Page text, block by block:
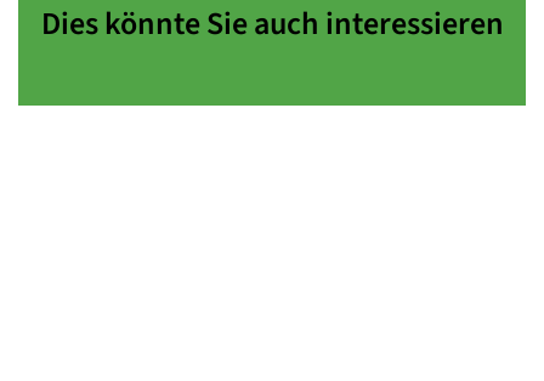
Dies könnte Sie auch interessieren